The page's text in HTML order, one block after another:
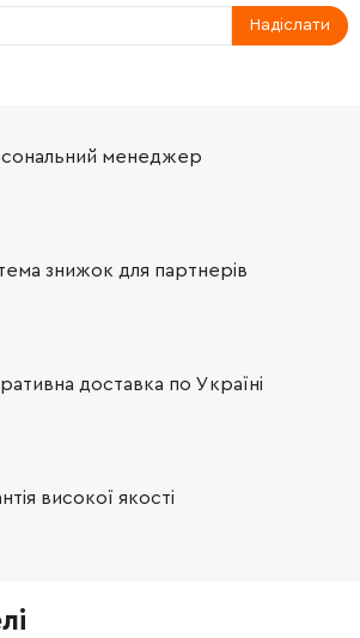
Надіслати
менеджер
знижок для партнерів
доставка по Україні
високої якості